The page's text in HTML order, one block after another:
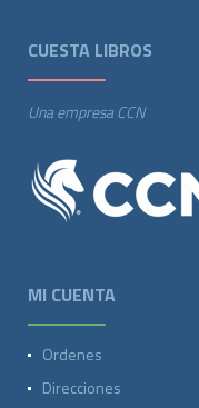
CUESTA LIBROS
Una empresa CCN
MI CUENTA
Ordenes
Direcciones